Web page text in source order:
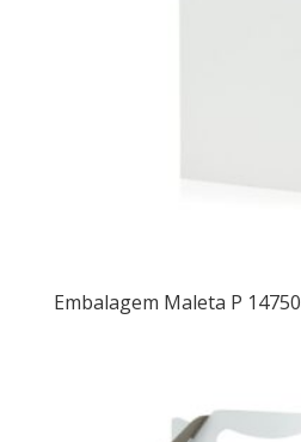
Embalagem Maleta P 14750